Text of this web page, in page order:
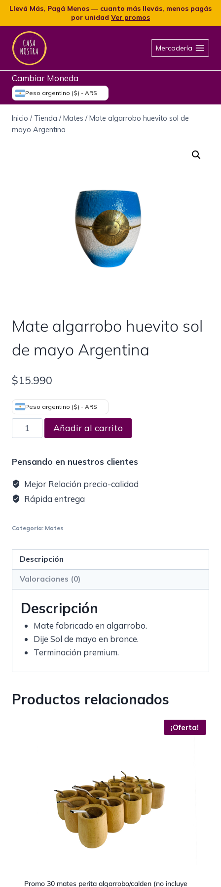
Llevá Más, Pagá Menos — cuanto más llevás, menos pagás
por unidad Ver promos
Mercadería
Cambiar Moneda
Peso argentino ($) - ARS
Inicio / Tienda / Mates / Mate algarrobo huevito sol de
mayo Argentina
Mate algarrobo huevito sol
de mayo Argentina
$15.990
Peso argentino ($) - ARS
Añadir al carrito
Pensando en nuestros clientes
Mejor Relación precio-calidad
Rápida entrega
Categoría: Mates
Descripción
Valoraciones (0)
Descripción
Mate fabricado en algarrobo.
Dije Sol de mayo en bronce.
Terminación premium.
Productos relacionados
¡Oferta!
Promo 30 mates perita algarrobo/calden (no incluye